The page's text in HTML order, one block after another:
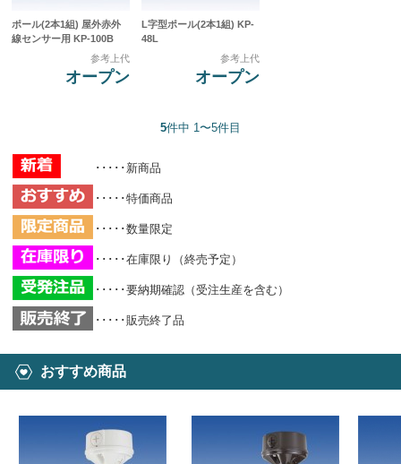
ポール(2本1組) 屋外赤外
線センサー用 KP-100B
参考上代
オープン
L字型ポール(2本1組) KP-
48L
参考上代
オープン
5件中 1〜5件目
･････新商品
･････特価商品
･････数量限定
･････在庫限り（終売予定）
･････要納期確認（受注生産を含む）
･････販売終了品
おすすめ商品